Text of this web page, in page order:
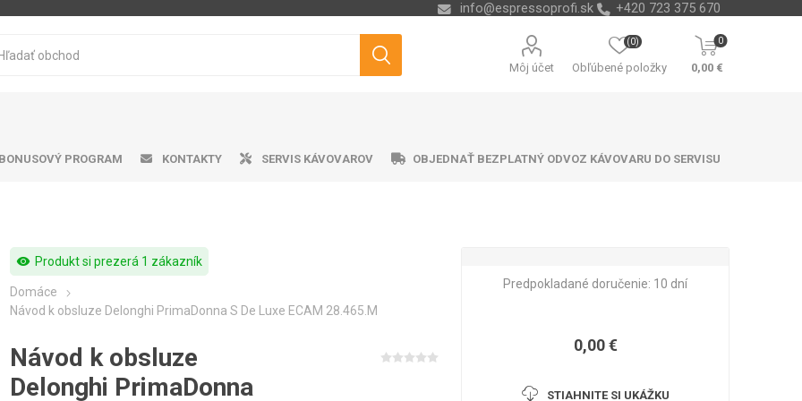
info@espressoprofi.sk +420 723 375 670
Môj účet Obľúbené položky
(0) 0
0,00 €
pražená káva Značková káva
kávovary Pákové kávovary
ku kávovarom Peniče mlieka Odvápňovače a chémia
na vodu Výrobník mliečnej peny
Nádoby na kávové
professional Čistiace prostriedky Isolda
Cukry Darčekové predmety
Philips
BONUSOVÝ PROGRAM KONTAKTY SERVIS KÁVOVAROV OBJEDNAŤ BEZPLATNÝ ODVOZ KÁVOVARU DO SERVISU
visibility Produkt si prezerá 1 zákazník
Domáce
Návod k obsluze Delonghi PrimaDonna S De Luxe ECAM 28.465.M
Návod k obsluze
Delonghi PrimaDonna
Predpokladané doručenie: 10 dní
0,00 €
STIAHNITE SI UKÁŽKU